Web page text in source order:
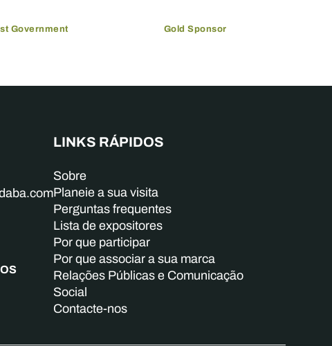
Government Gold Sponsor
LINKS RÁPIDOS
Sobre
Planeie a sua visita
Perguntas frequentes
Lista de expositores
Por que participar
Por que associar a sua marca
Relações Públicas e Comunicação
Social
Contacte-nos